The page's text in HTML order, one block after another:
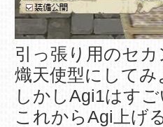
引っ張り用のセ
熾天使型にしてみ
しかしAgi1はす
これからAgi上げ